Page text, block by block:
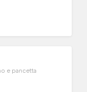
e pancetta